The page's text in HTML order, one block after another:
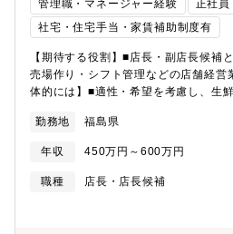
管理職・マネージャー経験
正社員
社宅・住宅手当・家賃補助制度有
【期待する役割】■店長・副店長候補
売場作り・シフト管理などの店舗経営
体的には】■適性・希望を考慮し、生
うなレイアウトの考案・陳列※マネジ
経営に関する幅広い業務を担当頂きま
50～17：10（実働8時間／休憩80分
時間／休憩80分）・10：50～20：10
ウトに沿って並べますが、「ここはこ
勤務地 福島県
年収 450万円～600万円
職種
店長・店長候補